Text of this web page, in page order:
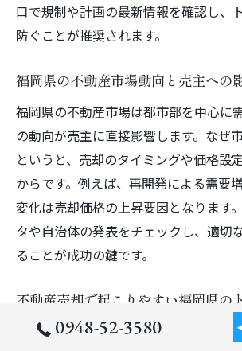
口で規制や計画の最新情報を確認し、
防ぐことが推奨されます。
福岡県の不動産市場動向と売主への
福岡県の不動産市場は都市部を中心に
の動向が売主に直接影響します。なぜ
というと、売却のタイミングや価格設
からです。例えば、再開発による需要
変化は売却価格の上昇要因となります
タや自治体の発表をチェックし、適切
ることが成功の鍵です。
不動産売却で起こりやすい福岡県の
福岡県での不動産売却では、用途変更
0948-52-3580